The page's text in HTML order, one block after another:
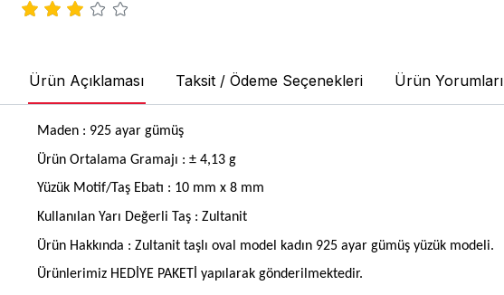
Ürün Açıklaması Taksit / Ödeme Seçenekleri Ürün Yorumları
Maden : 925 ayar gümüş
Ürün Ortalama Gramajı : ± 4,13 g
Yüzük Motif/Taş Ebatı : 10 mm x 8 mm
Kullanılan Yarı Değerli Taş : Zultanit
Ürün Hakkında : Zultanit taşlı oval model kadın 925 ayar gümüş yüzük modeli.
Ürünlerimiz HEDİYE PAKETİ yapılarak gönderilmektedir.